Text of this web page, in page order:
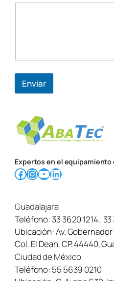
Enviar
Expertos en el
Facebook InstagramYouTube LinkedIn
Guadalajara
Teléfono:33 3620 1214, 33
Ubicación:Av.
Col. El Dean, CP. 44440,
Ciudad de México
Teléfono: 55 5639 0210